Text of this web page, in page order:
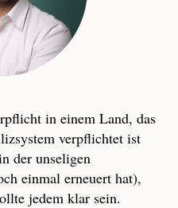
in einem Land, das
verpflichtet ist
der unseligen
einmal erneuert hat),
jedem klar sein.